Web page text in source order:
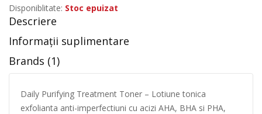
Disponiblitate: Stoc epuizat
Descriere
Informații suplimentare
Brands (1)
Daily Purifying Treatment Toner – Lotiune tonica
exfolianta anti-imperfectiuni cu acizi AHA, BHA si PHA,